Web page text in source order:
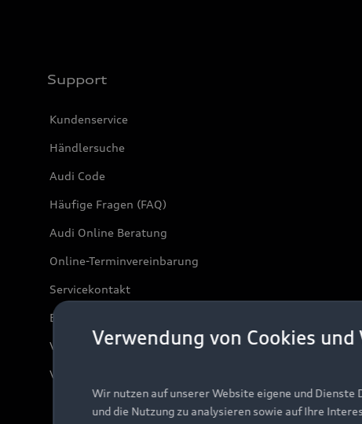
Support
Kundenservice
Händlersuche
Audi Code
Häufige Fragen (FAQ)
Audi Online Beratung
Online-Terminvereinbarung
Servicekontakt
Bordbuch & Bedienungsanleitungen
Verträge kündigen
Vertrag widerrufen
Verwendung von Cookies
Wir nutzen auf unserer Website eigene und Dienste
und die Nutzung zu analysieren sowie auf Ihre